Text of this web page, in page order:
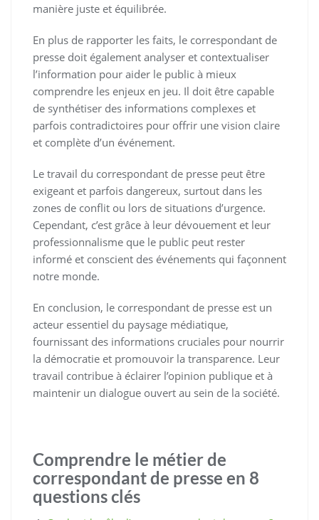
manière juste et équilibrée.
En plus de rapporter les faits, le correspondant de
presse doit également analyser et contextualiser
l’information pour aider le public à mieux
comprendre les enjeux en jeu. Il doit être capable
de synthétiser des informations complexes et
parfois contradictoires pour offrir une vision claire
et complète d’un événement.
Le travail du correspondant de presse peut être
exigeant et parfois dangereux, surtout dans les
zones de conflit ou lors de situations d’urgence.
Cependant, c’est grâce à leur dévouement et leur
professionnalisme que le public peut rester
informé et conscient des événements qui façonnent
notre monde.
En conclusion, le correspondant de presse est un
acteur essentiel du paysage médiatique,
fournissant des informations cruciales pour nourrir
la démocratie et promouvoir la transparence. Leur
travail contribue à éclairer l’opinion publique et à
maintenir un dialogue ouvert au sein de la société.
Comprendre le métier de
correspondant de presse en 8
questions clés